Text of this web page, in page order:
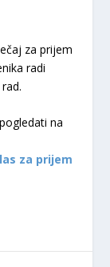
za prijem
radi
na
za prijem